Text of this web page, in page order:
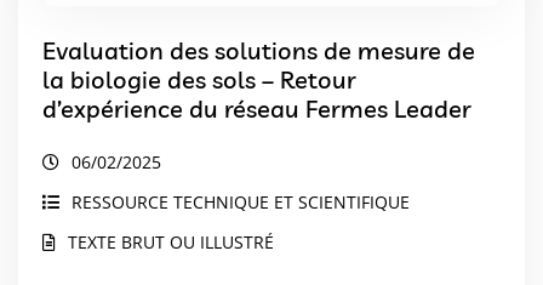
Evaluation des solutions de mesure de
la biologie des sols – Retour
d’expérience du réseau Fermes Leader
06/02/2025
RESSOURCE TECHNIQUE ET SCIENTIFIQUE
TEXTE BRUT OU ILLUSTRÉ